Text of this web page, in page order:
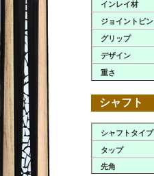
インレイ材
ジョイントピン
グリップ
デザイン
重さ
シャフト
シャフトタイプ
タップ
先角